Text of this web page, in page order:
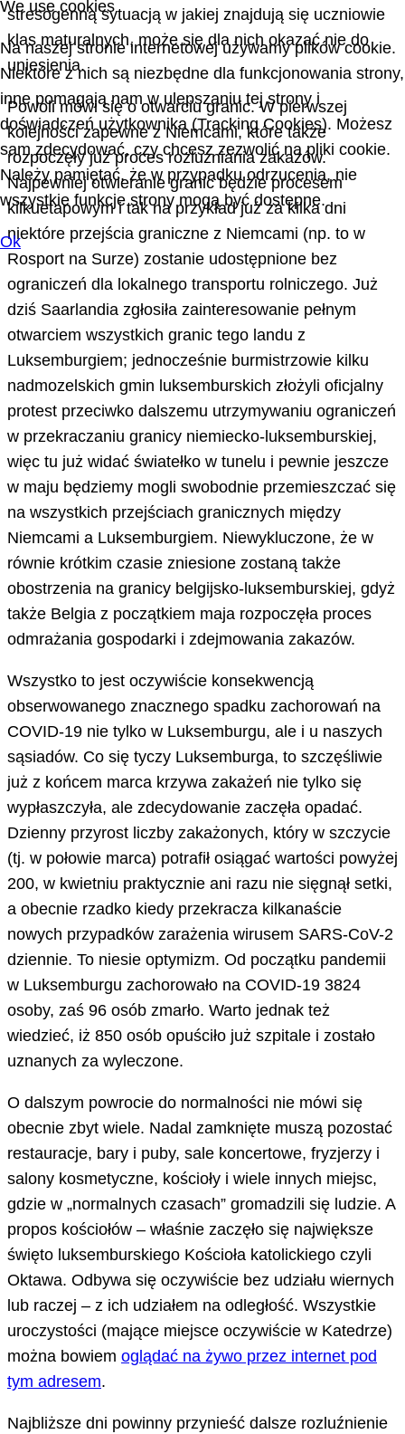
stresogenną sytuacją w jakiej znajdują się uczniowie
klas maturalnych, może się dla nich okazać nie do
uniesienia.
Powoli mówi się o otwarciu granic. W pierwszej
kolejności zapewne z Niemcami, które także
rozpoczęły już proces rozluźniania zakazów.
Najpewniej otwieranie granic będzie procesem
kilkuetapowym i tak na przykład już za kilka dni
niektóre przejścia graniczne z Niemcami (np. to w
Rosport na Surze) zostanie udostępnione bez
ograniczeń dla lokalnego transportu rolniczego. Już
dziś Saarlandia zgłosiła zainteresowanie pełnym
otwarciem wszystkich granic tego landu z
Luksemburgiem; jednocześnie burmistrzowie kilku
nadmozelskich gmin luksemburskich złożyli oficjalny
protest przeciwko dalszemu utrzymywaniu ograniczeń
w przekraczaniu granicy niemiecko-luksemburskiej,
więc tu już widać światełko w tunelu i pewnie jeszcze
w maju będziemy mogli swobodnie przemieszczać się
na wszystkich przejściach granicznych między
Niemcami a Luksemburgiem. Niewykluczone, że w
równie krótkim czasie zniesione zostaną także
obostrzenia na granicy belgijsko-luksemburskiej, gdyż
także Belgia z początkiem maja rozpoczęła proces
odmrażania gospodarki i zdejmowania zakazów.
Wszystko to jest oczywiście konsekwencją
obserwowanego znacznego spadku zachorowań na
COVID-19 nie tylko w Luksemburgu, ale i u naszych
sąsiadów. Co się tyczy Luksemburga, to szczęśliwie
już z końcem marca krzywa zakażeń nie tylko się
wypłaszczyła, ale zdecydowanie zaczęła opadać.
Dzienny przyrost liczby zakażonych, który w szczycie
(tj. w połowie marca) potrafił osiągać wartości powyżej
200, w kwietniu praktycznie ani razu nie sięgnął setki,
a obecnie rzadko kiedy przekracza kilkanaście
nowych przypadków zarażenia wirusem SARS-CoV-2
dziennie. To niesie optymizm. Od początku pandemii
w Luksemburgu zachorowało na COVID-19 3824
osoby, zaś 96 osób zmarło. Warto jednak też
wiedzieć, iż 850 osób opuściło już szpitale i zostało
uznanych za wyleczone.
O dalszym powrocie do normalności nie mówi się
obecnie zbyt wiele. Nadal zamknięte muszą pozostać
restauracje, bary i puby, sale koncertowe, fryzjerzy i
salony kosmetyczne, kościoły i wiele innych miejsc,
gdzie w „normalnych czasach” gromadzili się ludzie. A
propos kościołów – właśnie zaczęło się największe
święto luksemburskiego Kościoła katolickiego czyli
Oktawa. Odbywa się oczywiście bez udziału wiernych
lub raczej – z ich udziałem na odległość. Wszystkie
uroczystości (mające miejsce oczywiście w Katedrze)
można bowiem oglądać na żywo przez internet pod
tym adresem.
Najbliższe dni powinny przynieść dalsze rozluźnienie
We use cookies
Na naszej stronie internetowej używamy plików cookie.
Niektóre z nich są niezbędne dla funkcjonowania strony,
inne pomagają nam w ulepszaniu tej strony i
doświadczeń użytkownika (Tracking Cookies). Możesz
sam zdecydować, czy chcesz zezwolić na pliki cookie.
Należy pamiętać, że w przypadku odrzucenia, nie
wszystkie funkcje strony mogą być dostępne.
Ok